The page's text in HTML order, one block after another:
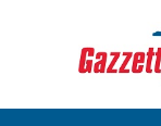
contenuto